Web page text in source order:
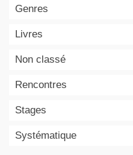
Genres
Livres
Non classé
Rencontres
Stages
Systématique